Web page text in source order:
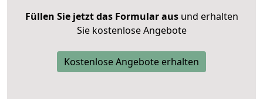
Füllen Sie jetzt das Formular ausund erhalten
Sie kostenlose Angebote
Kostenlose Angebote erhalten